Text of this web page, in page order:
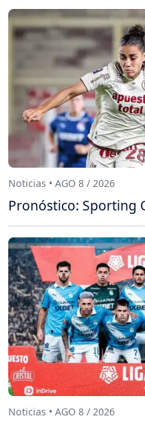
Noticias • AGO 8 / 2026
Pronóstico: Sporting
Noticias • AGO 8 / 2026